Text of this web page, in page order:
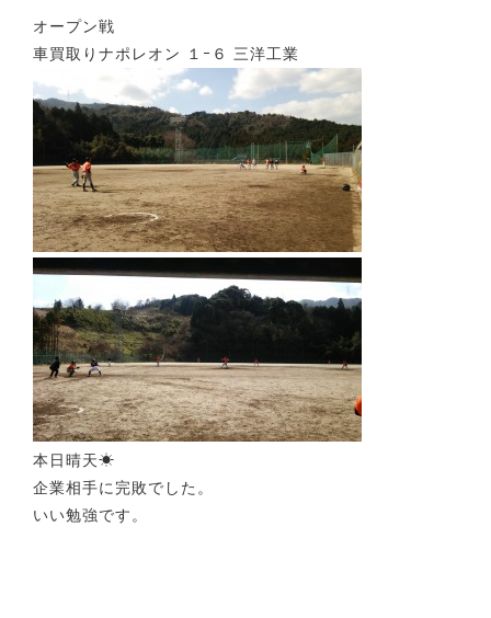
オープン戦
車買取りナポレオン １ｰ６ 三洋工業
本日晴天☀
企業相手に完敗でした。
いい勉強です。